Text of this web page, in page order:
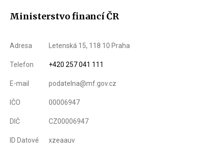
Ministerstvo financí ČR
Adresa Letenská 15, 118 10 Praha
Telefon +420 257 041 111
E-mail podatelna@mf.gov.cz
IČO 00006947
DIČ CZ00006947
ID Datové
xzeaauv